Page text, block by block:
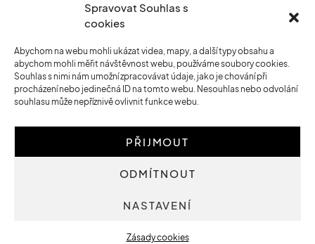
Spravovat Souhlas s
cookies
Abychom na webu mohli ukázat videa, mapy, a další typy obsahu a
abychom mohli měřit návštěvnost webu, používáme soubory cookies.
Souhlas s nimi nám umožní zpracovávat údaje, jako je chování při
procházení nebo jedinečná ID na tomto webu. Nesouhlas nebo odvolání
souhlasu může nepříznivě ovlivnit funkce webu.
PŘIJMOUT
ODMÍTNOUT
NASTAVENÍ
Zásady cookies
HOMEPAGE REVHEAD SOCIETY
MOTORISTICKÝ KALENDÁŘ PODPOŘTE NÁS
VŠICHNI AUTOŘI VŠECHNY ČLÁNKY
© 2023 Revhead.cz
Zásady cookies (EU)